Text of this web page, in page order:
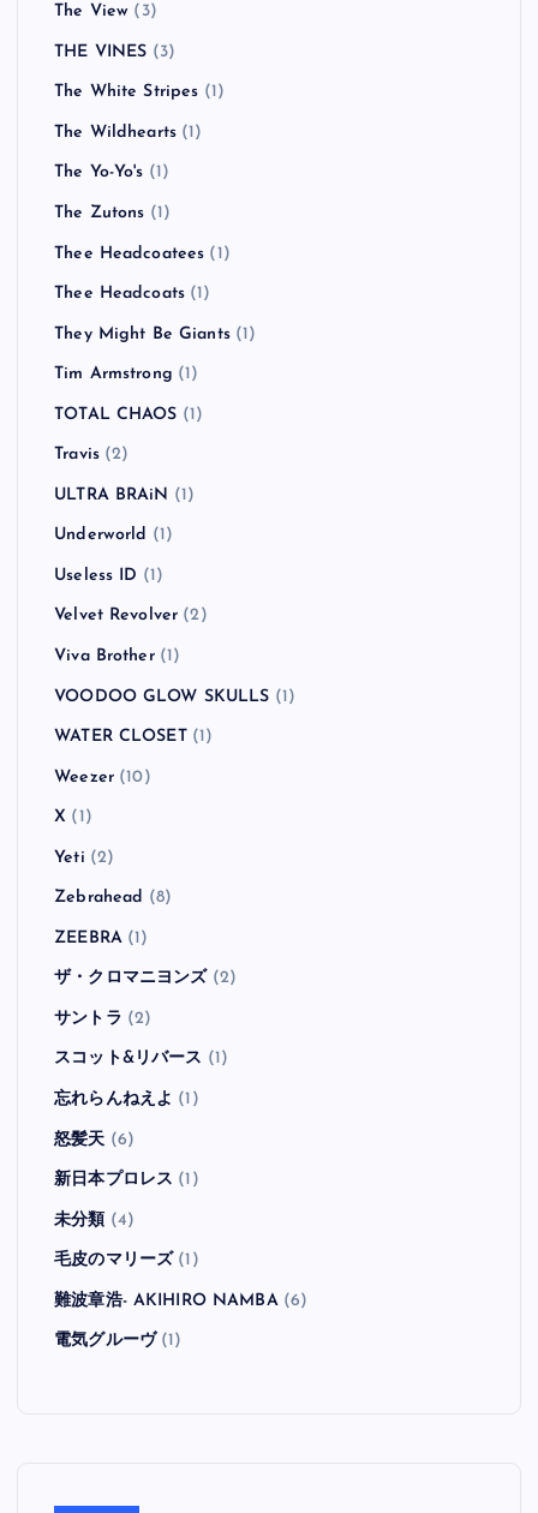
The View (3)
THE VINES (3)
The White Stripes (1)
The Wildhearts (1)
The Yo-Yo's (1)
The Zutons (1)
Thee Headcoatees (1)
Thee Headcoats (1)
They Might Be Giants(1)
Tim Armstrong (1)
TOTAL CHAOS (1)
Travis(2)
ULTRA BRAiN (1)
Underworld (1)
Useless ID (1)
Velvet Revolver (2)
Viva Brother(1)
VOODOO GLOW SKULLS (1)
WATER CLOSET(1)
Weezer(10)
X (1)
Yeti (2)
Zebrahead (8)
ZEEBRA(1)
ザ・クロマニヨンズ (2)
サントラ (2)
スコット&リバース (1)
忘れらんねえよ (1)
怒髪天 (6)
新日本プロレス (1)
未分類 (4)
毛皮のマリーズ (1)
難波章浩- AKIHIRO NAMBA(6)
電気グルーヴ(1)